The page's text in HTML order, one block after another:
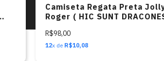
Camiseta Regata Preta
Roger ( HIC SUNT
R$98,00
12x de R$10,08